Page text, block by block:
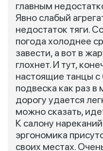
главным
Явно слабый
недостаток тяги.
погода холоднее
завести, а вот в
глохнет. И тут,
настоящие танцы с
подвеска как раз в
дорогу удается
можно сказать,
К салону
эргономика
своих местах.